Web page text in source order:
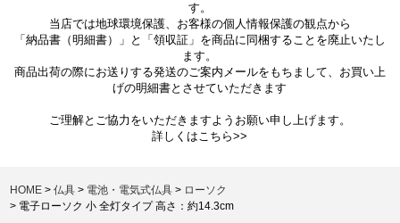
す。
当店では地球環境保護、お客様の個人情報保護の観点から
「納品書（明細書）」と「領収証」を商品に同梱することを廃止いたし
ます。
商品出荷の際にお送りする発送のご案内メールをもちまして、お買い上
げの明細書とさせていただきます
ご理解とご協力をいただきますようお願い申し上げます。
詳しくはこちら>>
HOME 仏具 電池・電気式仏具
ローソク
電子ローソク 小 全灯タイプ 高さ：約14.3cm